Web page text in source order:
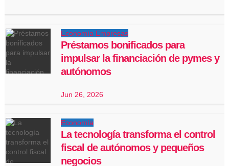
Economía Empresas
Préstamos bonificados para
impulsar la financiación de pymes y
autónomos
Jun 26, 2026
Economía
La tecnología transforma el control
fiscal de autónomos y pequeños
negocios